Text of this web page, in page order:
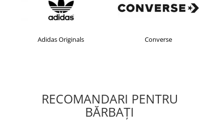
Adidas Originals Converse
RECOMANDARI PENTRU
BĂRBAŢI